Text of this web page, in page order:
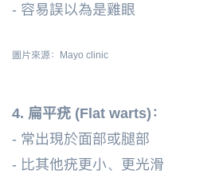
- 容易誤以為是雞眼
圖片來源：Mayo clinic
4. 扁平疣 (Flat warts)：
- 常出現於面部或腿部
- 比其他疣更小、更光滑